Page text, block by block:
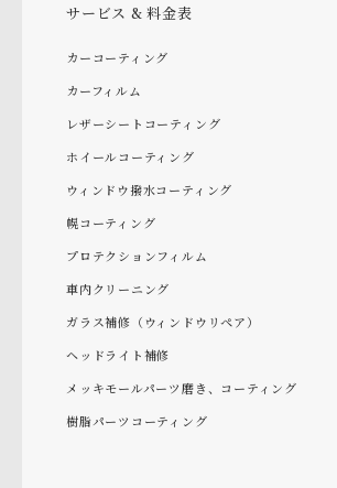
サービス & 料金表
カーコーティング
カーフィルム
レザーシートコーティング
ホイールコーティング
ウィンドウ撥水コーティング
幌コーティング
プロテクションフィルム
車内クリーニング
ガラス補修（ウィンドウリペア）
ヘッドライト補修
メッキモールパーツ磨き、コーティング
樹脂パーツコーティング